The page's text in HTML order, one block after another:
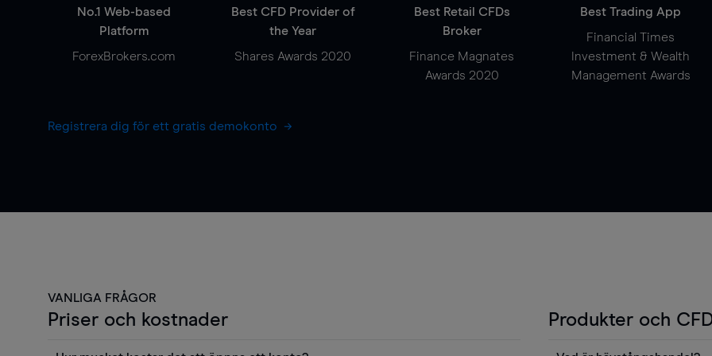
No.1 Web-based
Platform
ForexBrokers.com
Best CFD Provider of
the Year
Shares Awards 2020
Best Retail CFDs
Broker
Finance Magnates
Awards 2020
Best Trading App
Financial Times
Investment & Wealth
Management Awards
Registrera dig för ett gratis demokonto
VANLIGA FRÅGOR
Priser och kostnader Produkter och